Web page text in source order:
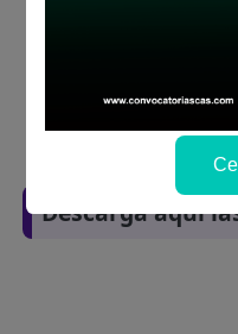
Prepara tu
la fechas y por
se publicará los
Descarga aquí